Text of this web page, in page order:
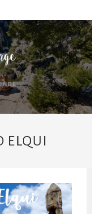
ELQUI